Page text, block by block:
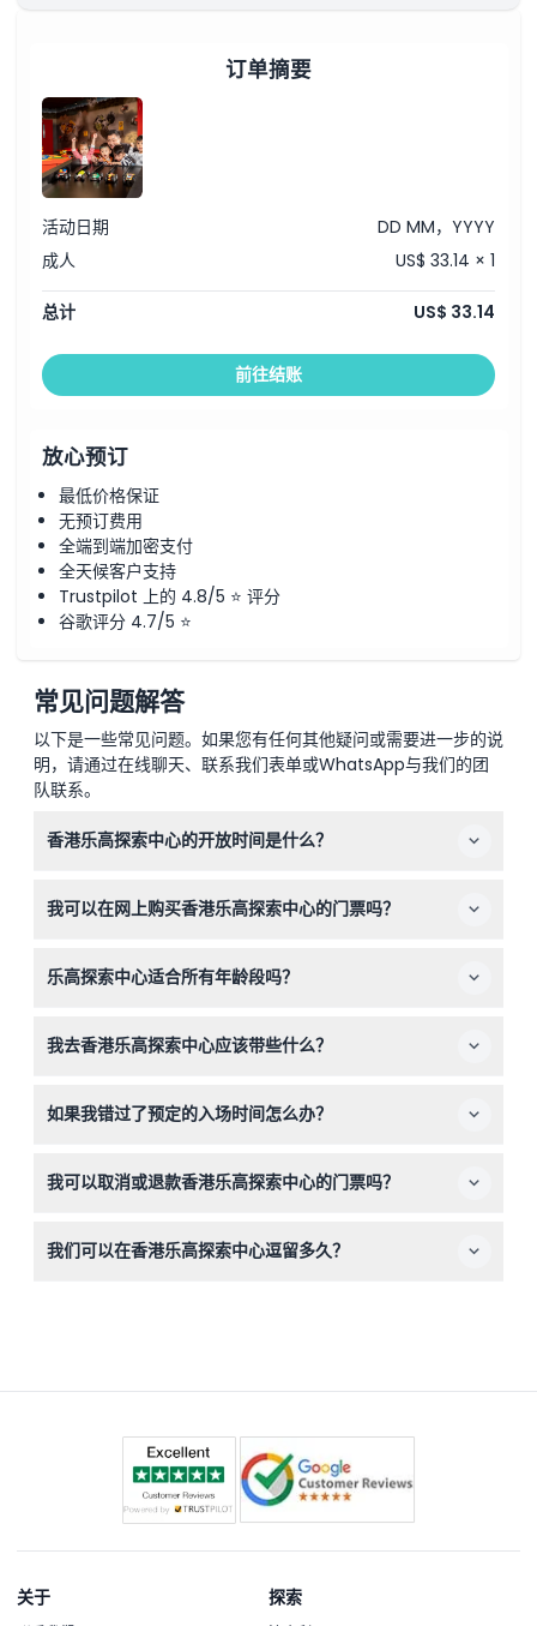
订单摘要
活动日期
DD MM，YYYY
成人
US$ 33.14 × 1
总计 US$ 33.14
前往结账
放心预订
最低价格保证
无预订费用
全端到端加密支付
全天候客户支持
Trustpilot 上的 4.8/5 ⭐ 评分
谷歌评分 4.7/5 ⭐
常见问题解答
以下是一些常见问题。如果您有任何其他疑问或需要进一步的说
明，请通过在线聊天、联系我们表单或WhatsApp与我们的团
队联系。
香港乐高探索中心的开放时间是什么？
7:00，周末及公众假期开放时间为上午10:00至晚上7:00，
认）。
我可以在网上购买香港乐高探索中心的门票吗？
日期和时间入场。
乐高探索中心适合所有年龄段吗？
人陪同；12至17岁的儿童凭有效身份证可单独入场，2岁及
我去香港乐高探索中心应该带些什么？
入场儿童的有效身份证；建议穿着舒适的衣服以便活动游
如果我错过了预定的入场时间怎么办？
能不被允许入场。
我可以取消或退款香港乐高探索中心的门票吗？
间。
我们可以在香港乐高探索中心逗留多久？
关于 探索